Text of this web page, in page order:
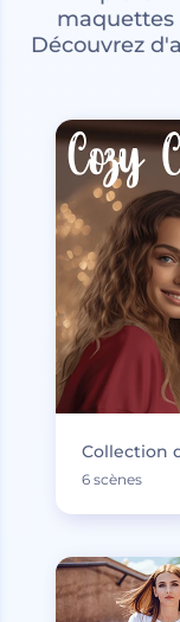
maquettes
Découvrez
Collection
6 scènes